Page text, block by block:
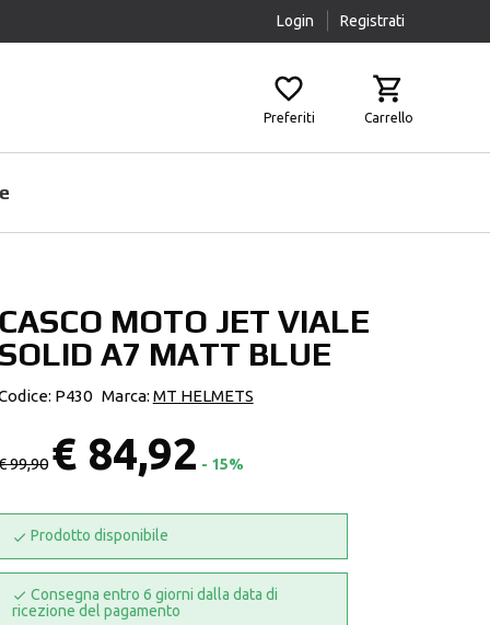
Login Registrati
Preferiti Carrello
Prodotti Pulizia
Scaldacollo
Sottocasco
Airbag
Fasce Lombari
Ginocchiere
Paraschiena
Protezioni Aggiuntive
CASCO MOTO JET VIALE
SOLID A7 MATT BLUE
P430 Marca: MT HELMETS
99,90 € 84,92 - 15%
Prodotto disponibile
Consegna entro 6 giorni dalla data di
ricezione del pagamento